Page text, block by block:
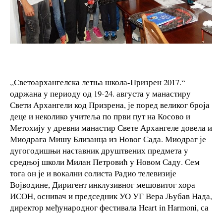
,,Светоархангелска летња школа-Призрен 2017.“
одржана у периоду од 19-24. августа у манастиру
Свети Архангели код Призрена, је поред великог броја
деце и неколико учитеља по први пут на Косово и
Метохију у древни манастир Свете Архангеле довела и
Миодрага Мишу Близанца из Новог Сада. Миодраг је
дугогодишњи наставник друштвених предмета у
средњој школи Милан Петровић у Новом Саду. Сем
тога он је и вокални солиста Радио телевизије
Војводине, Диригент инклузивног мешовитог хора
ИСОН, оснивач и председник УО УГ Вера Љубав Нада,
директор међународног фестивала Heart in Harmoni, са